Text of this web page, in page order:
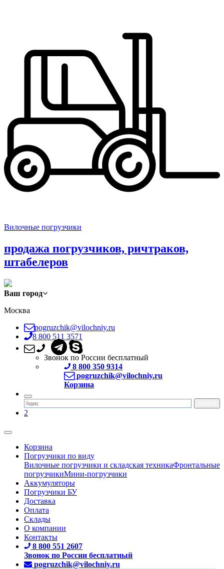
Вилочные погрузчики
продажа погрузчиков, ричтраков,
штабелеров
Ваш город
Москва
pogruzchik@vilochniy.ru
8 800 511 3571
Звонок по России бесплатный
8 800 350 9314
pogruzchik@vilochniy.ru
Корзина
2
Корзина
Погрузчики по виду
Вилочные погрузчики и складская техникаФронтальные
погрузчикиМини-погрузчики
Аккумуляторы
Погрузчики БУ
Доставка
Оплата
Склады
О компании
Контакты
8 800 551 2607
Звонок по России бесплатный
pogruzchik@vilochniy.ru